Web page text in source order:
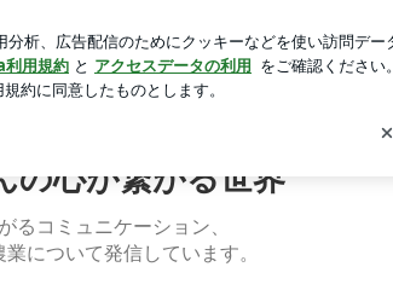
ログイン
の心が繋がる世界
るコミュニケーション、
業について発信しています。